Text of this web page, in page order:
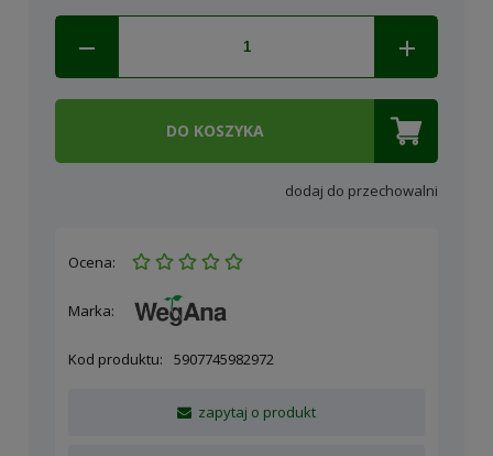
DO KOSZYKA
dodaj do przechowalni
Ocena:
Marka:
Kod produktu: 5907745982972
zapytaj o produkt